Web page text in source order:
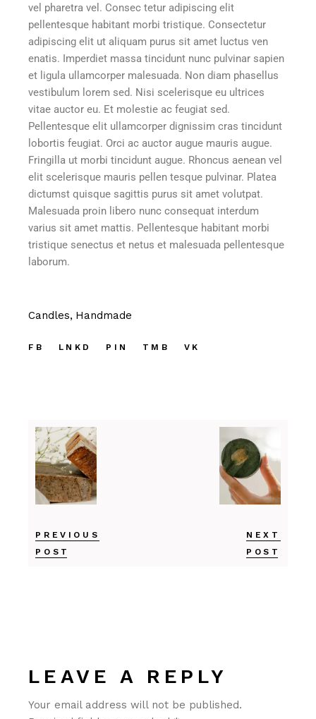
vel pharetra vel. Consec tetur adipiscing elit
pellentesque habitant morbi tristique. Consectetur
adipiscing elit ut aliquam purus sit amet luctus ven
enatis. Imperdiet massa tincidunt nunc pulvinar sapien
et ligula ullamcorper malesuada. Non diam phasellus
vestibulum lorem sed. Nisi scelerisque eu ultrices
vitae auctor eu. Et molestie ac feugiat sed.
Pellentesque elit ullamcorper dignissim cras tincidunt
lobortis feugiat. Orci ac auctor augue mauris augue.
Fringilla ut morbi tincidunt augue. Rhoncus aenean vel
elit scelerisque mauris pellen tesque pulvinar. Platea
dictumst quisque sagittis purus sit amet volutpat.
Malesuada proin libero nunc consequat interdum
varius sit amet mattis. Pellentesque habitant morbi
tristique senectus et netus et malesuada pellentesque
laborum.
Candles Handmade
FB LNKD PIN TMB VK
PREVIOUS
POST
NEXT
POST
LEAVE A REPLY
Your email address will not be published.